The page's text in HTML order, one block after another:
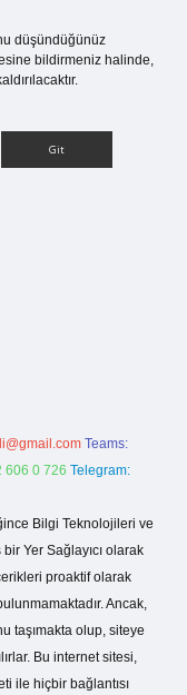
düşündüğünüz
bildirmeniz halinde,
Teams:
606 0 726 Telegram:
Bilgi Teknolojileri ve
Yer Sağlayıcı olarak
proaktif olarak
Ancak,
taşımakta olup, siteye
Bu internet sitesi,
ile hiçbir bağlantısı